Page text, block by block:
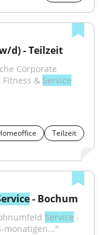
d) - Teilzeit
Corporate
& Service
Teilzeit
- Bochum
Service -
monatigen..."